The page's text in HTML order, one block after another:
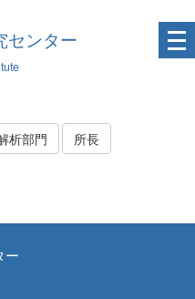
センター
析部門 所長
ー